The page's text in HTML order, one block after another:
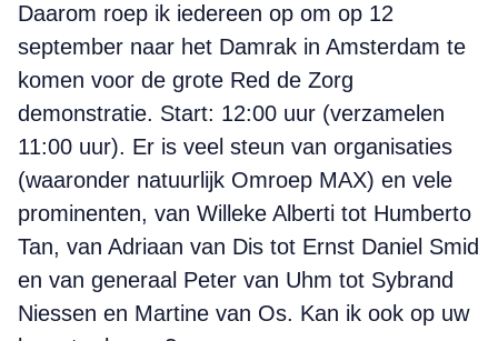
Daarom roep ik iedereen op om op 12
september naar het Damrak in Amsterdam te
komen voor de grote Red de Zorg
demonstratie. Start: 12:00 uur (verzamelen
11:00 uur). Er is veel steun van organisaties
(waaronder natuurlijk Omroep MAX) en vele
prominenten, van Willeke Alberti tot Humberto
Tan, van Adriaan van Dis tot Ernst Daniel Smid
en van generaal Peter van Uhm tot Sybrand
Niessen en Martine van Os. Kan ik ook op uw